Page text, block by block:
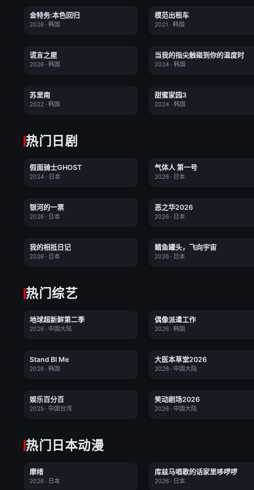
★ 0.0
金特务:本色回归
2026 · 韩国
★ 0.0
模范出租车
2021 · 韩国
★ 0.0
谎言之屋
2026 · 韩国
★ 8.3 全6集
当我的指尖触碰到你的温度时
2024 · 韩国
★ 6.9
苏里南
2022 · 韩国
★ 0.0
甜蜜家园3
2024 · 韩国
热门日剧
★ 5.0
假面骑士GHOST
假面骑士GHOST
2024 · 日本
★ 0.0
气体人 第一号
2026 · 日本
★ 0.0
银河的一票
2026 · 日本
★ 0.0
恶之华2026
2026 · 日本
★ 0.0
我的相抵日记
2026 · 日本
★ 0.0
鲭鱼罐头，飞向宇宙
2026 · 日本
热门综艺
★ 0.0 更新至20260703期超前彩蛋
地球超新鲜第二季
地球超新鲜第二季
2026 · 中国大陆
★ 0.0
偶像派遣工作
2026 · 韩国
★ 0.0
Stand BI Me
2026 · 韩国
★ 0.0 更新至20260702期
大医本草堂2026
2026 · 中国大陆
★ 7.9
娱乐百分百
2025 · 中国台湾
★ 0.0
笑动剧场2026
2026 · 中国大陆
热门日本动漫
★ 0.0
摩绪
摩绪
2026 · 日本
★ 0.0
库兹马唱歌的话家里哆啰啰
2026 · 日本
被追放的转生重骑士用游戏知识开